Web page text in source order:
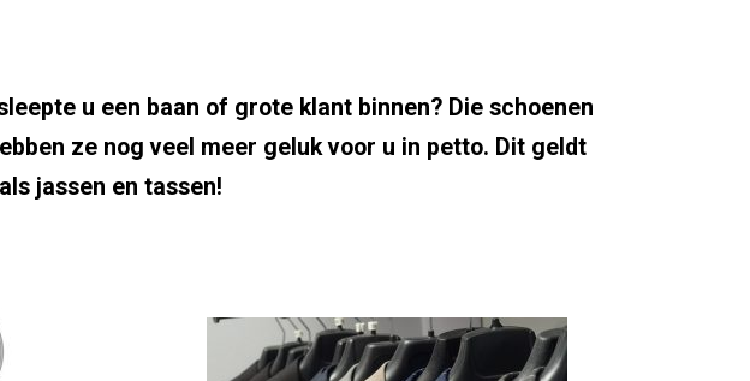
u een baan of grote klant binnen? Die schoenen
ze nog veel meer geluk voor u in petto. Dit geldt
jassen en tassen!